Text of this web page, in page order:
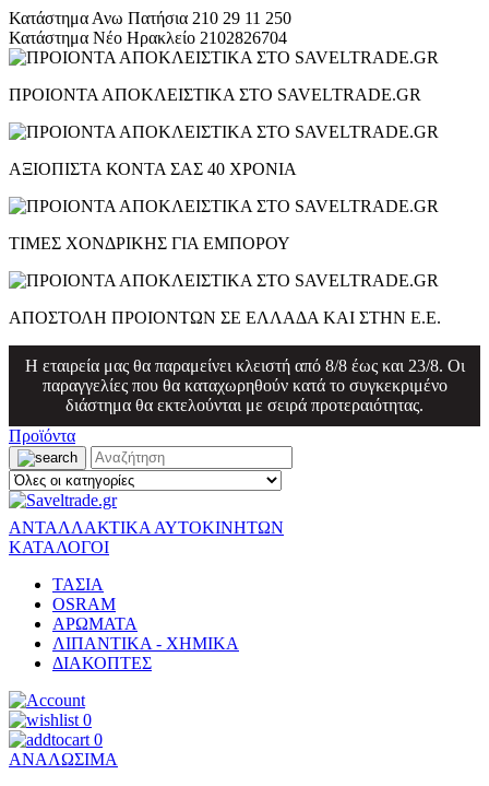
Κατάστημα Ανω Πατήσια 210 29 11 250
Κατάστημα Νέο Ηρακλείο 2102826704
ΠΡΟΙΟΝΤΑ ΑΠΟΚΛΕΙΣΤΙΚΑ ΣΤΟ SAVELTRADE.GR
ΑΞΙΟΠΙΣΤΑ ΚΟΝΤΑ ΣΑΣ 40 ΧΡΟΝΙΑ
ΤΙΜΕΣ ΧΟΝΔΡΙΚΗΣ ΓΙΑ ΕΜΠΟΡΟΥ
ΑΠΟΣΤΟΛΗ ΠΡΟΙΟΝΤΩΝ ΣΕ ΕΛΛΑΔΑ ΚΑΙ ΣΤΗΝ Ε.Ε.
Η εταιρεία μας θα παραμείνει κλειστή από 8/8 έως και 23/8. Οι
παραγγελίες που θα καταχωρηθούν κατά το συγκεκριμένο
διάστημα θα εκτελούνται με σειρά προτεραιότητας.
Προϊόντα
ΑΝΤΑΛΛΑΚΤΙΚΑ ΑΥΤΟΚΙΝΗΤΩΝ
ΚΑΤΑΛΟΓΟΙ
ΤΑΣΙΑ
OSRAM
ΑΡΩΜΑΤΑ
ΛΙΠΑΝΤΙΚΑ - ΧΗΜΙΚΑ
ΔΙΑΚΟΠΤΕΣ
0
0
ΑΝΑΛΩΣΙΜΑ